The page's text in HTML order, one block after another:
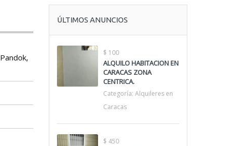
ÚLTIMOS ANUNCIOS
$ 100
ALQUILO HABITACION EN
CARACAS ZONA
CENTRICA.
Categoría: Alquileres en
Caracas
$ 450